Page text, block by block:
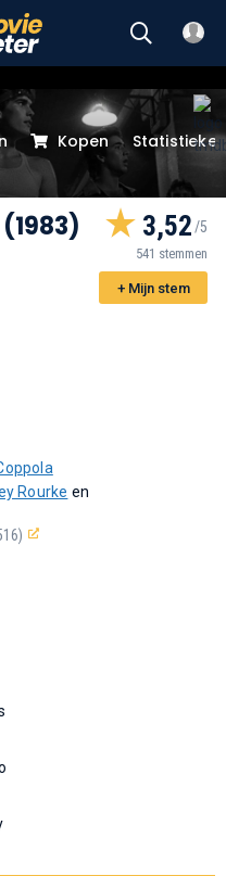
Kopen
3,52
541 stemmen
+ Mijn stem
Rourke en